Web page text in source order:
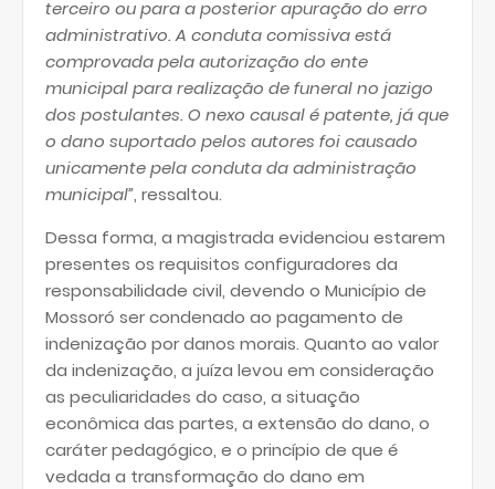
terceiro ou para a posterior apuração do erro
administrativo. A conduta comissiva está
comprovada pela autorização do ente
municipal para realização de funeral no jazigo
dos postulantes. O nexo causal é patente, já que
o dano suportado pelos autores foi causado
unicamente pela conduta da administração
municipal”, ressaltou.
Dessa forma, a magistrada evidenciou estarem
presentes os requisitos configuradores da
responsabilidade civil, devendo o Município de
Mossoró ser condenado ao pagamento de
indenização por danos morais. Quanto ao valor
da indenização, a juíza levou em consideração
as peculiaridades do caso, a situação
econômica das partes, a extensão do dano, o
caráter pedagógico, e o princípio de que é
vedada a transformação do dano em